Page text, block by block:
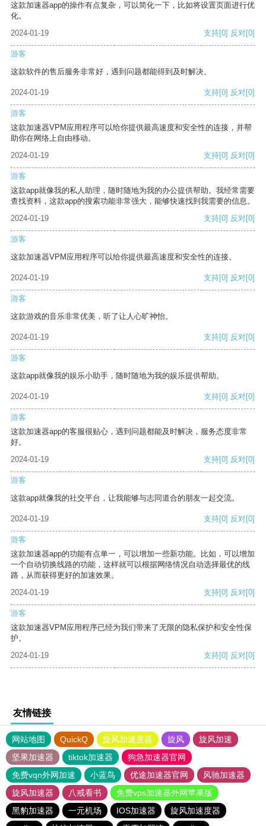
这款加速器app的操作有点复杂，可以简化一下，比如将设置页面进行优
化。
2024-01-19
支持[0] 反对[0]
游客
这款软件的售后服务非常好，遇到问题都能得到及时解决。
2024-01-19 支持[0] 反对[0]
游客
这款加速器VPM应用程序可以给你提供最高速度和安全性的连接，并帮
助你在网络上自由移动。
2024-01-19
支持[0] 反对[0]
游客
这款app就像我的私人助理，随时随地为我的办公提供帮助。我经常需要
查找资料，这款app的搜索功能非常强大，能够快速找到我需要的信息。
2024-01-19
支持[0] 反对[0]
游客
这款加速器VPM应用程序可以给你提供最高速度和安全性的连接。
2024-01-19 支持[0] 反对[0]
游客
这款游戏的音乐非常优美，听了让人心旷神怡。
2024-01-19 支持[0] 反对[0]
游客
这款app就像我的娱乐小助手，随时随地为我的娱乐提供帮助。
2024-01-19 支持[0] 反对[0]
游客
这款加速器app的客服很贴心，遇到问题都能及时解决，服务态度非常
好。
2024-01-19
支持[0] 反对[0]
游客
这款app就像我的社交平台，让我能够与志同道合的朋友一起交流。
2024-01-19 支持[0] 反对[0]
游客
这款加速器app的功能有点单一，可以增加一些新功能。比如，可以增加
一个自动切换线路的功能，这样就可以根据网络情况自动选择最优的线
路，从而获得更好的加速效果。
2024-01-19
支持[0] 反对[0]
游客
这款加速器VPM应用程序已经为我们带来了无限的隐私保护和安全性保
护。
2024-01-19
支持[0] 反对[0]
友情链接
网站地图 QuickQ 旋风加速度器 旋风
旋风加速
坚果加速器
tiktok加速器
狗急加速器官网
免费vqn外网加速
小蓝鸟 优途加速器官网
风驰加速器
旋风加速器
八戒看书
免费vps加速器外网苹果版
黑豹加速器
一元机场 IOS加速器
旋风加速度器